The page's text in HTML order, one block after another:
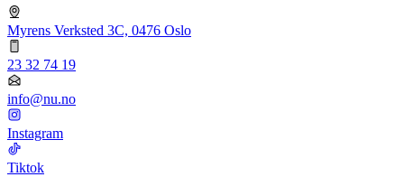
Myrens Verksted 3C, 0476 Oslo
23 32 74 19
info@nu.no
Instagram
Tiktok